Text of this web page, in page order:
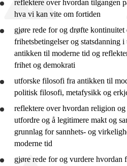
Historie og filosofi 1
reflektere over hvordan tilgangen
hva vi kan vite om fortiden
gjøre rede forog drøfte kontinuitet
frihetsbetingelser og statsdanning
antikken til moderne tid og
frihet og demokrati
utforske filosofi fra antikken til
politisk filosofi, metafysikk og
reflektere over hvordan religion
utfordre og å legitimere makt og
grunnlag for sannhets- og
moderne tid
gjøre rede forog vurdere hvordan